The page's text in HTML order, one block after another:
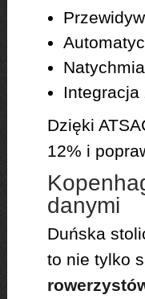
Dzięki
12% i
danymi
Duńska
to nie tylko